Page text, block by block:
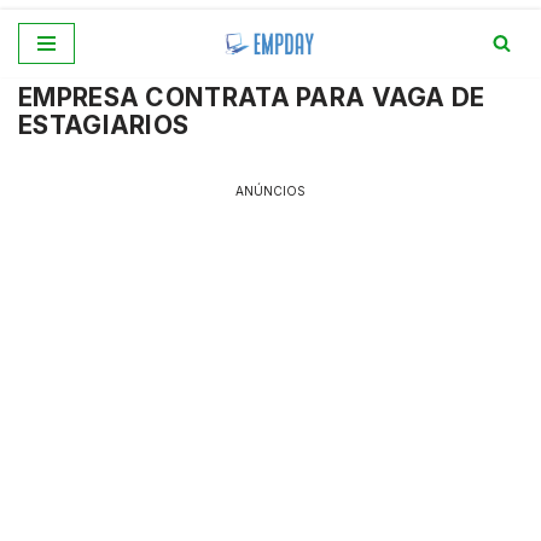
para
o
EMPRESA CONTRATA PARA VAGA DE
ESTAGIARIOS
ANÚNCIOS